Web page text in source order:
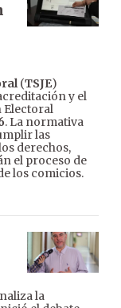
(TSJE)
y el
Electoral
. La normativa
las
derechos,
el proceso de
los comicios.
la